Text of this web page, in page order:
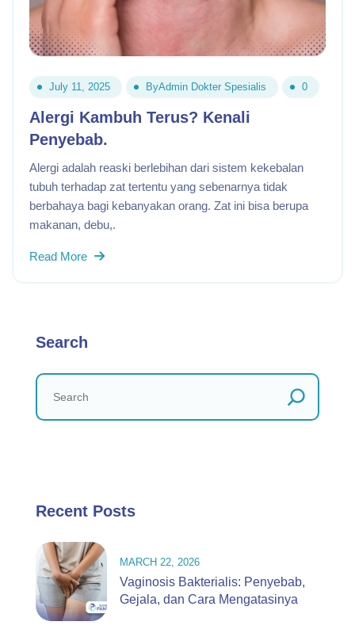
July 11, 2025 ByAdmin Dokter Spesialis 0
Alergi Kambuh Terus? Kenali
Penyebab.
Alergi adalah reaski berlebihan dari sistem kekebalan
tubuh terhadap zat tertentu yang sebenarnya tidak
berbahaya bagi kebanyakan orang. Zat ini bisa berupa
makanan, debu,.
Read More
Search
Recent Posts
MARCH 22, 2026
Vaginosis Bakterialis: Penyebab,
Gejala, dan Cara Mengatasinya